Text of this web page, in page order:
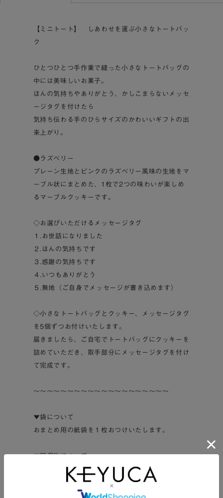
【ミニトート】 しあわせを運ぶ小さなトートバッ
ク
ひとつひとつ手作業で縫った小さなトートバッグの
中には美味しいお菓子。
ほんの気持ちやありがとう、かしこまらないメッセ
ージタグを付けたら
気持ち伝わる手のひらサイズのかわいいギフトの出
来上がり。
●ラズベリー
プレーン生地とピンクのラズベリー風味の生地をマ
ーブル状にまとめた、1枚で2つの味わいが楽しめ
るマーブルクッキーです。
◇お選びいただけるメッセージタグ
１.お世話になりました
２.ほんの気持ちです
３.感謝の気持ちです
４.いつもありがとう
５.無地（ご自身でメッセージが書き込めます）
◇小さなトートバッグとクッキー、メッセージタグ
を5個ずつお付けいたします。
届きましたら、ご自宅でトートバッグにクッキーを
詰めていただき、取手部分にメッセージタグを付け
て完成です。
～～～～～～～～～～～～～～～～～～～～
▼袋について
おまとめ用の紙袋を１枚おつけいたします。
▼同梱物について
明細書や納品書など、金額の記載されたものは同梱
しておりません。
ギフトとしてご利用の場合も、安心してご注文くだ